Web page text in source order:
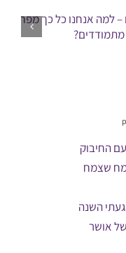
החיבוק
שצמח
השנה
אושר